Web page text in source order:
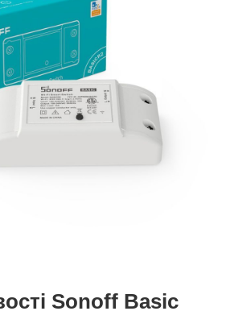
Sonoff Basic